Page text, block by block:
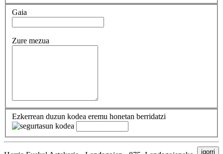
Gaia
Zure mezua
Ezkerrean duzun kodea eremu honetan berridatzi
igorri